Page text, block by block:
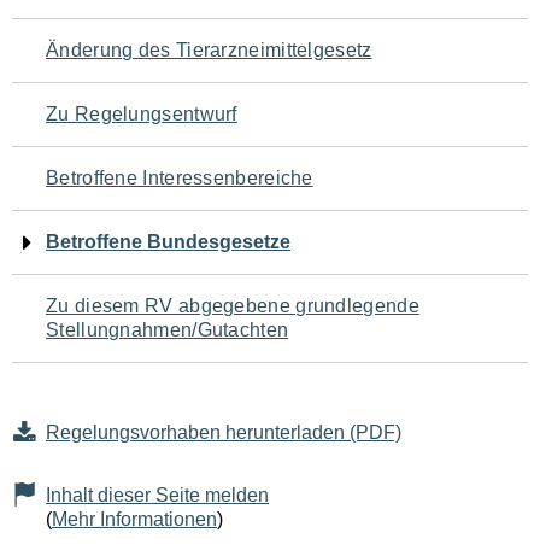
Navigation
für
den
Seiteninhalt
Änderung des Tierarzneimittelgesetz
Zu Regelungsentwurf
Betroffene Interessenbereiche
Betroffene Bundesgesetze
Zu diesem RV abgegebene grundlegende
Stellungnahmen/Gutachten
Regelungsvorhaben herunterladen (PDF)
Inhalt dieser Seite melden
(Mehr Informationen)